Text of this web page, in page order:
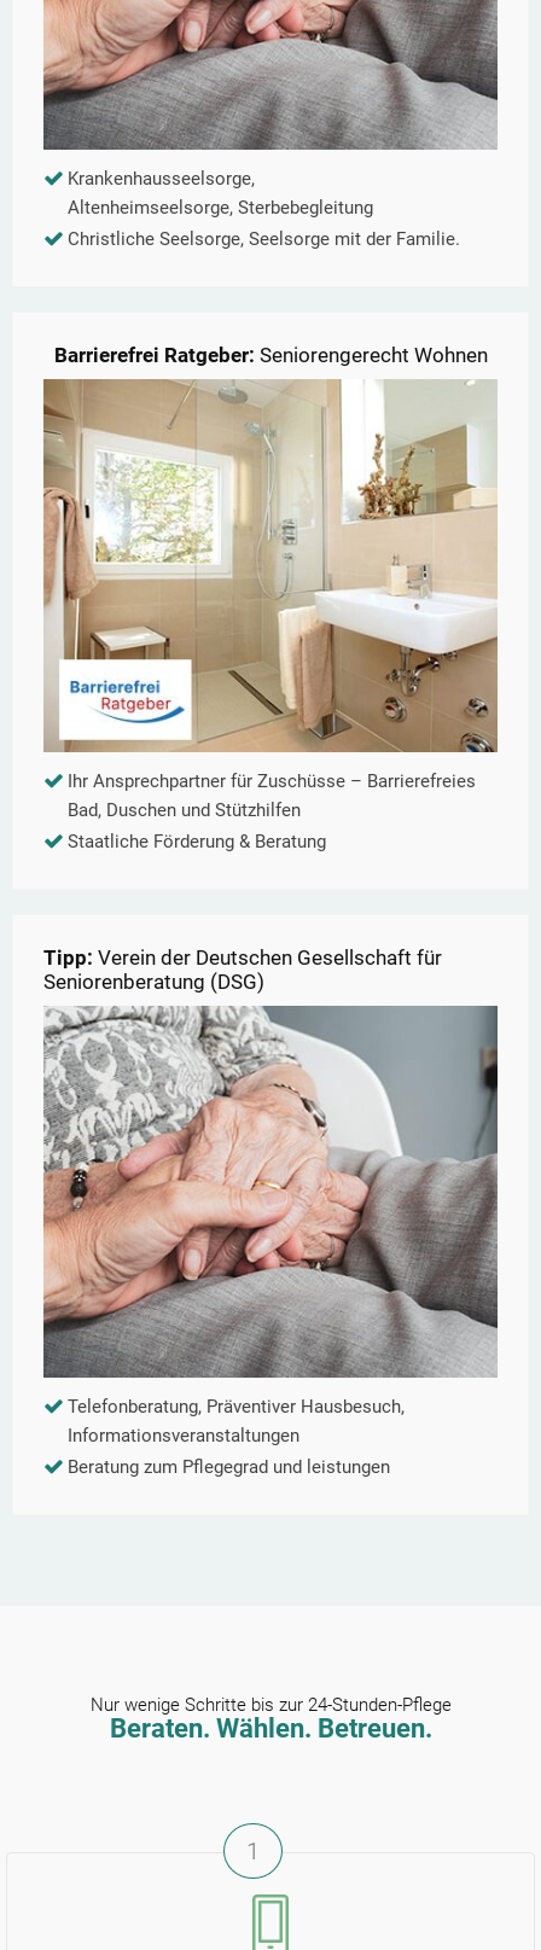
Krankenhausseelsorge,
Altenheimseelsorge, Sterbebegleitung
Christliche Seelsorge, Seelsorge mit der Familie.
Barrierefrei Ratgeber: Seniorengerecht Wohnen
Ihr Ansprechpartner für Zuschüsse – Barrierefreies
Bad, Duschen und Stützhilfen
Staatliche Förderung & Beratung
Tipp: Verein der Deutschen Gesellschaft für
Seniorenberatung (DSG)
Telefonberatung, Präventiver Hausbesuch,
Informationsveranstaltungen
Beratung zum Pflegegrad und leistungen
Nur wenige Schritte bis zur 24-Stunden-Pflege
Beraten. Wählen. Betreuen.
1